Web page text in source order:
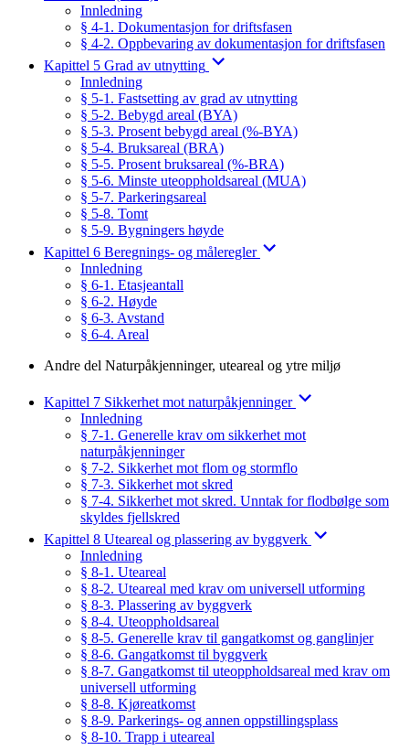
Innledning
§ 4-1. Dokumentasjon for driftsfasen
§ 4-2. Oppbevaring av dokumentasjon for driftsfasen
Kapittel 5 Grad av utnytting
Innledning
§ 5-1. Fastsetting av grad av utnytting
§ 5-2. Bebygd areal (BYA)
§ 5-3. Prosent bebygd areal (%-BYA)
§ 5-4. Bruksareal (BRA)
§ 5-5. Prosent bruksareal (%-BRA)
§ 5-6. Minste uteoppholdsareal (MUA)
§ 5-7. Parkeringsareal
§ 5-8. Tomt
§ 5-9. Bygningers høyde
Kapittel 6 Beregnings- og måleregler
Innledning
§ 6-1. Etasjeantall
§ 6-2. Høyde
§ 6-3. Avstand
§ 6-4. Areal
Andre del Naturpåkjenninger, uteareal og ytre miljø
Kapittel 7 Sikkerhet mot naturpåkjenninger
Innledning
§ 7-1. Generelle krav om sikkerhet mot
naturpåkjenninger
§ 7-2. Sikkerhet mot flom og stormflo
§ 7-3. Sikkerhet mot skred
§ 7-4. Sikkerhet mot skred. Unntak for flodbølge som
skyldes fjellskred
Kapittel 8 Uteareal og plassering av byggverk
Innledning
§ 8-1. Uteareal
§ 8-2. Uteareal med krav om universell utforming
§ 8-3. Plassering av byggverk
§ 8-4. Uteoppholdsareal
§ 8-5. Generelle krav til gangatkomst og ganglinjer
§ 8-6. Gangatkomst til byggverk
§ 8-7. Gangatkomst til uteoppholdsareal med krav om
universell utforming
§ 8-8. Kjøreatkomst
§ 8-9. Parkerings- og annen oppstillingsplass
§ 8-10. Trapp i uteareal